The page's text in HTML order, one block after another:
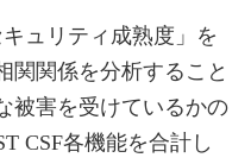
ュリティ成熟度」を
関関係を分析すること
被害を受けているかの
CSF各機能を合計し